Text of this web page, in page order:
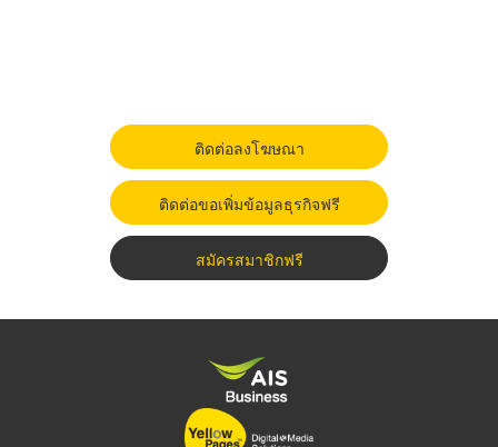
ติดต่อลงโฆษณา
ติดต่อขอเพิ่มข้อมูลธุรกิจฟรี
สมัครสมาชิกฟรี